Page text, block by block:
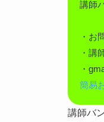
講師
・お
・講
・
簡易
講師バ